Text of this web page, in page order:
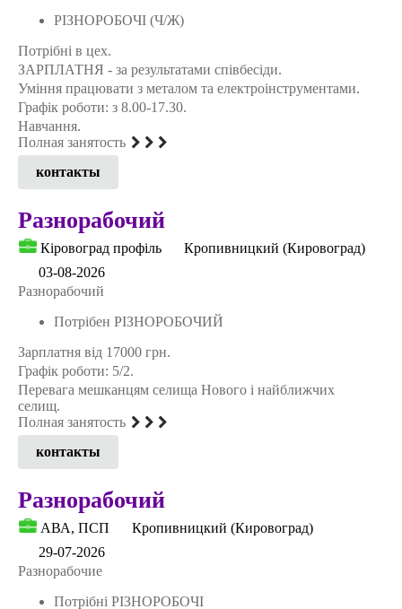
РІЗНОРОБОЧІ (Ч/Ж)
Потрібні в цех.
ЗАРПЛАТНЯ - за результатами співбесіди.
Уміння працювати з металом та електроінструментами.
Графік роботи: з 8.00-17.30.
Навчання.
Полная занятость
контакты
Разнорабочий
Кіровоград профіль
Кропивницкий (Кировоград)
03-08-2026
Разнорабочий
Потрібен РІЗНОРОБОЧИЙ
Зарплатня від 17000 грн.
Графік роботи: 5/2.
Перевага мешканцям селища Нового і найближчих
селищ.
Полная занятость
контакты
Разнорабочий
АВА, ПСП
Кропивницкий (Кировоград)
29-07-2026
Разнорабочие
Потрібні РІЗНОРОБОЧІ